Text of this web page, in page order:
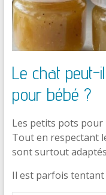
Le chat peut-
pour bébé ?
Les petits pots
Tout en respectant
sont surtout
Il est parfois tentant